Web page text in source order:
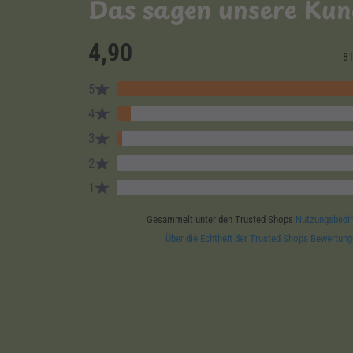
Das sagen unsere